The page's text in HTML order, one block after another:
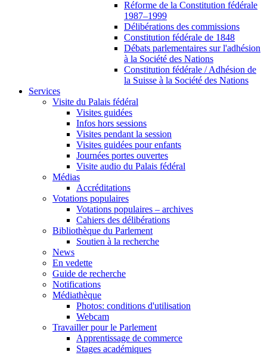
Réforme de la Constitution fédérale
1987–1999
Délibérations des commissions
Constitution fédérale de 1848
Débats parlementaires sur l'adhésion
à la Société des Nations
Constitution fédérale / Adhésion de
la Suisse à la Société des Nations
Services
Visite du Palais fédéral
Visites guidées
Infos hors sessions
Visites pendant la session
Visites guidées pour enfants
Journées portes ouvertes
Visite audio du Palais fédéral
Médias
Accréditations
Votations populaires
Votations populaires – archives
Cahiers des délibérations
Bibliothèque du Parlement
Soutien à la recherche
News
En vedette
Guide de recherche
Notifications
Médiathèque
Photos: conditions d'utilisation
Webcam
Travailler pour le Parlement
Apprentissage de commerce
Stages académiques